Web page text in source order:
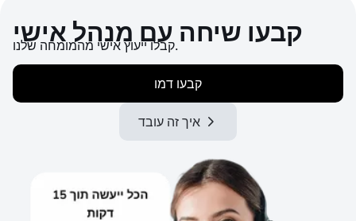
קבעו שיחה עם מנהל אישי
קבלו ייעוץ אישי מהמומחה שלנו.
קבעו דמו
איך זה עובד